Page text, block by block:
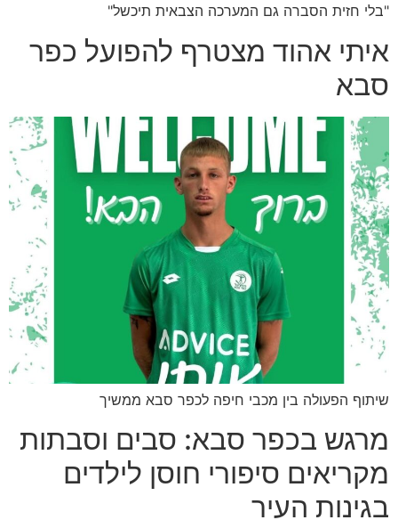
"בלי חזית הסברה גם המערכה הצבאית תיכשל"
איתי אהוד מצטרף להפועל כפר
סבא
שיתוף הפעולה בין מכבי חיפה לכפר סבא ממשיך
מרגש בכפר סבא: סבים וסבתות
מקריאים סיפורי חוסן לילדים
בגינות העיר